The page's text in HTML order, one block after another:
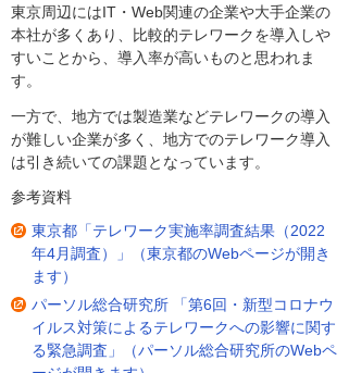
東京周辺にはIT・Web関連の企業や大手企業の
本社が多くあり、比較的テレワークを導入しや
すいことから、導入率が高いものと思われま
す。
一方で、地方では製造業などテレワークの導入
が難しい企業が多く、地方でのテレワーク導入
は引き続いての課題となっています。
参考資料
東京都「テレワーク実施率調査結果（2022
年4月調査）」（東京都のWebページが開き
ます）
パーソル総合研究所 「第6回・新型コロナウ
イルス対策によるテレワークへの影響に関す
る緊急調査」（パーソル総合研究所のWebペ